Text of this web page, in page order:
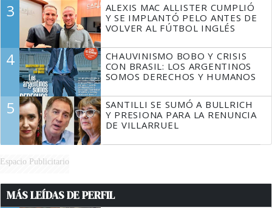
3
ALEXIS MAC ALLISTER CUMPLIÓ
Y SE IMPLANTÓ PELO ANTES DE
VOLVER AL FÚTBOL INGLÉS
4
CHAUVINISMO BOBO Y CRISIS
CON BRASIL: LOS ARGENTINOS
SOMOS DERECHOS Y HUMANOS
5
SANTILLI SE SUMÓ A BULLRICH
Y PRESIONA PARA LA RENUNCIA
DE VILLARRUEL
Espacio Publicitario
MÁS LEÍDAS DE PERFIL